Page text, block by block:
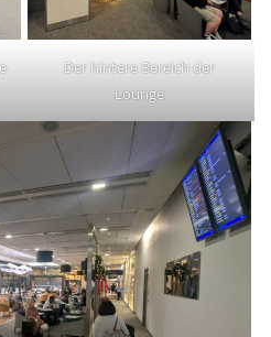
Der hintere Bereich der
Lounge